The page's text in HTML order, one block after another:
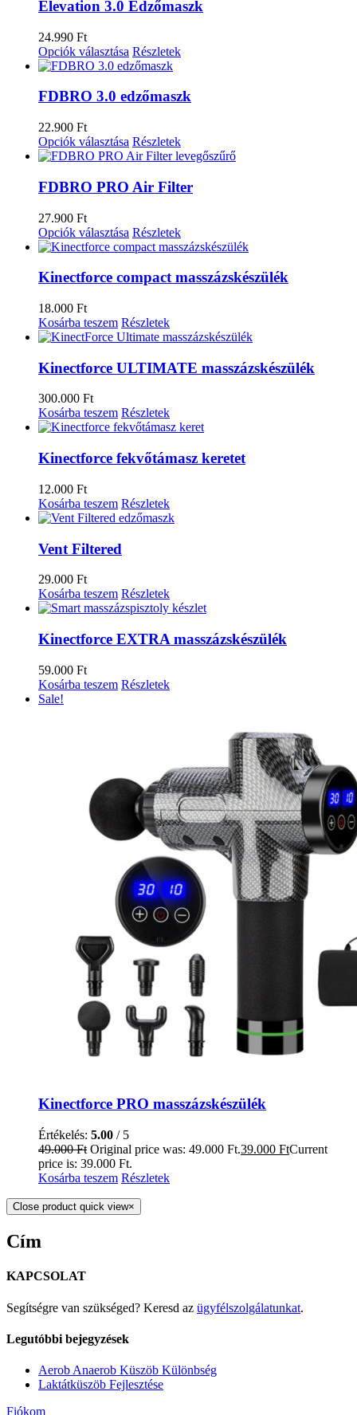
Elevation 3.0 Edzőmaszk
24.990 Ft
Opciók választása Részletek
FDBRO 3.0 edzőmaszk
22.900 Ft
Opciók választása Részletek
FDBRO PRO Air Filter
27.900 Ft
Opciók választása Részletek
Kinectforce compact masszázskészülék
18.000 Ft
Kosárba teszem Részletek
Kinectforce ULTIMATE masszázskészülék
300.000 Ft
Kosárba teszem Részletek
Kinectforce fekvőtámasz keretet
12.000 Ft
Kosárba teszem Részletek
Vent Filtered
29.000 Ft
Kosárba teszem Részletek
Kinectforce EXTRA masszázskészülék
59.000 Ft
Kosárba teszem Részletek
Sale!
Kinectforce PRO masszázskészülék
Értékelés: 5.00 / 5
49.000Ft Original price was: 49.000 Ft.39.000 FtCurrent
price is: 39.000 Ft.
Kosárba teszem Részletek
Close product quick view×
Cím
KAPCSOLAT
Segítségre van szükséged? Keresd az ügyfélszolgálatunkat.
Legutóbbi bejegyzések
Aerob Anaerob Küszöb Különbség
Laktátküszöb Fejlesztése
Fiókom